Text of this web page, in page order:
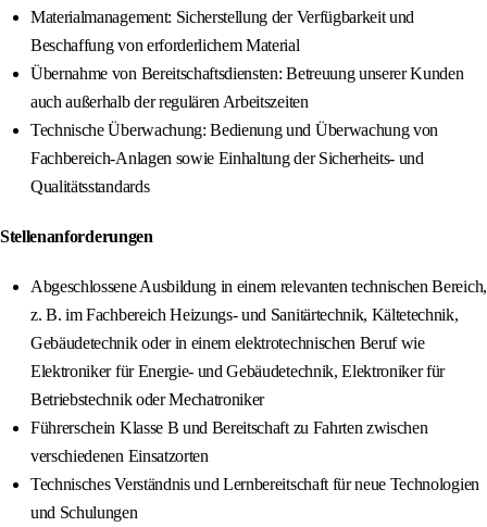
Materialmanagement: Sicherstellung der Verfügbarkeit und
Beschaffung von erforderlichem Material
Übernahme von Bereitschaftsdiensten: Betreuung unserer Kunden
auch außerhalb der regulären Arbeitszeiten
Technische Überwachung: Bedienung und Überwachung von
Fachbereich-Anlagen sowie Einhaltung der Sicherheits- und
Qualitätsstandards
Stellenanforderungen
Abgeschlossene Ausbildung in einem relevanten technischen Bereich,
z. B. im Fachbereich Heizungs- und Sanitärtechnik, Kältetechnik,
Gebäudetechnik oder in einem elektrotechnischen Beruf wie
Elektroniker für Energie- und Gebäudetechnik, Elektroniker für
Betriebstechnik oder Mechatroniker
Führerschein Klasse B und Bereitschaft zu Fahrten zwischen
verschiedenen Einsatzorten
Technisches Verständnis und Lernbereitschaft für neue Technologien
und Schulungen